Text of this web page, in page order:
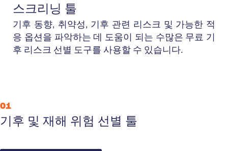
01
기후 및 재해 위험 선별 툴
스크리닝 툴
기후 동향, 취약성, 기후 관련 리스크 및 가능한 적
응 옵션을 파악하는 데 도움이 되는 수많은 무료 기
후 리스크 선별 도구를 사용할 수 있습니다.